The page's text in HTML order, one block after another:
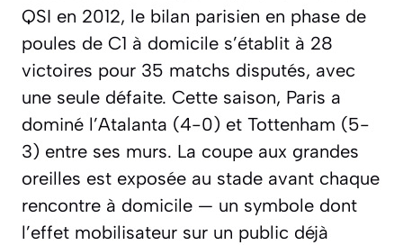
QSI en 2012, le bilan parisien en phase de
poules de C1 à domicile s’établit à 28
victoires pour 35 matchs disputés, avec
une seule défaite. Cette saison, Paris a
dominé l’Atalanta (4-0) et Tottenham (5-
3) entre ses murs. La coupe aux grandes
oreilles est exposée au stade avant chaque
rencontre à domicile — un symbole dont
l’effet mobilisateur sur un public déjà